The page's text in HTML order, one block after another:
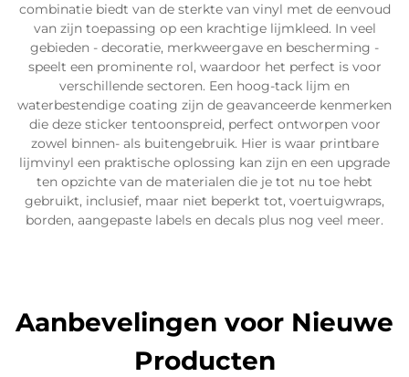
combinatie biedt van de sterkte van vinyl met de eenvoud
van zijn toepassing op een krachtige lijmkleed. In veel
gebieden - decoratie, merkweergave en bescherming -
speelt een prominente rol, waardoor het perfect is voor
verschillende sectoren. Een hoog-tack lijm en
waterbestendige coating zijn de geavanceerde kenmerken
die deze sticker tentoonspreid, perfect ontworpen voor
zowel binnen- als buitengebruik. Hier is waar printbare
lijmvinyl een praktische oplossing kan zijn en een upgrade
ten opzichte van de materialen die je tot nu toe hebt
gebruikt, inclusief, maar niet beperkt tot, voertuigwraps,
borden, aangepaste labels en decals plus nog veel meer.
Aanbevelingen voor Nieuwe
Producten